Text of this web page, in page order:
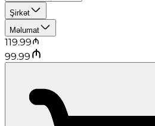
Şirkət
Məlumat
119.99
99.99